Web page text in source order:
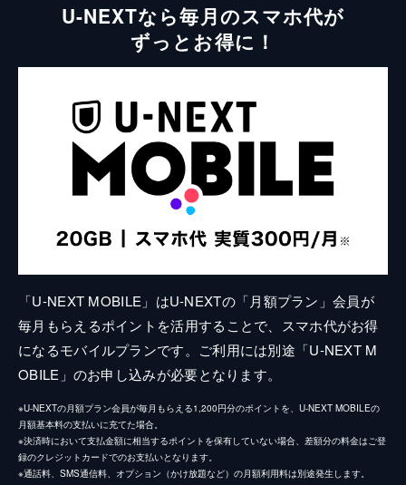
U-NEXTなら毎月のスマホ代が
ずっとお得に！
「U-NEXT MOBILE」はU-NEXTの「月額プラン」会員が
毎月もらえるポイントを活用することで、スマホ代がお得
になるモバイルプランです。ご利用には別途「U-NEXT M
OBILE」のお申し込みが必要となります。
※U-NEXTの月額プラン会員が毎月もらえる1,200円分のポイントを、U-NEXT MOBILEの
月額基本料の支払いに充てた場合。
※決済時において支払金額に相当するポイントを保有していない場合、差額分の料金はご登
録のクレジットカードでのお支払いとなります。
※通話料、SMS通信料、オプション（かけ放題など）の月額利用料は別途発生します。